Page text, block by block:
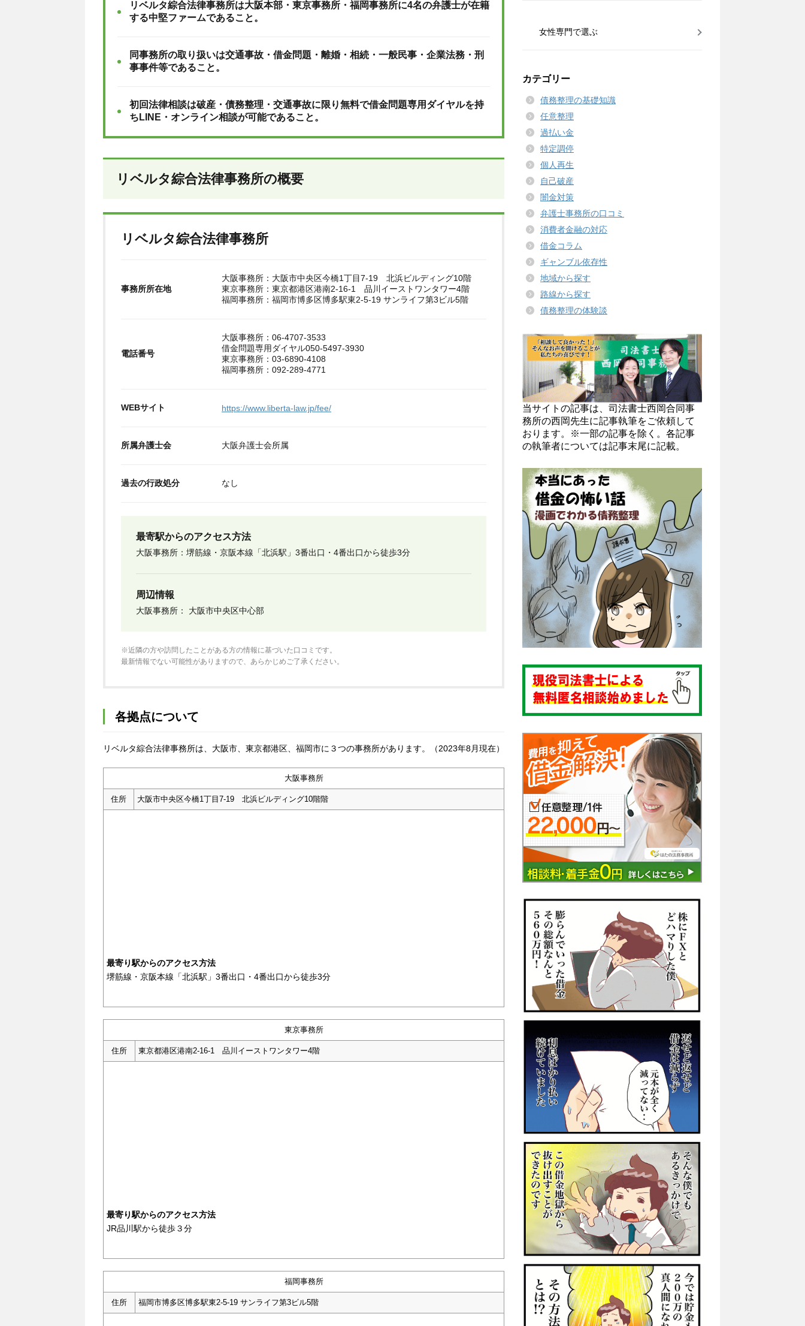
リベルタ綜合法律事務所は大阪本部・東京事務所・福岡事務所に4名の弁護士が在籍
する中堅ファームであること。
同事務所の取り扱いは交通事故・借金問題・離婚・相続・一般民事・企業法務・刑
事事件等であること。
初回法律相談は破産・債務整理・交通事故に限り無料で借金問題専用ダイヤルを持
ちLINE・オンライン相談が可能であること。
リベルタ綜合法律事務所の概要
リベルタ綜合法律事務所
事務所所在地
大阪事務所：大阪市中央区今橋1丁目7-19 北浜ビルディング10階
東京事務所：東京都港区港南2-16-1 品川イーストワンタワー4階
福岡事務所：福岡市博多区博多駅東2-5-19 サンライフ第3ビル5階
電話番号
大阪事務所：06-4707-3533
借金問題専用ダイヤル050-5497-3930
東京事務所：03-6890-4108
福岡事務所：092-289-4771
WEBサイト https://www.liberta-law.jp/fee/
所属弁護士会 大阪弁護士会所属
過去の行政処分 なし
最寄駅からのアクセス方法
大阪事務所：堺筋線・京阪本線「北浜駅」3番出口・4番出口から徒歩3分
周辺情報
大阪事務所： 大阪市中央区中心部
※近隣の方や訪問したことがある方の情報に基づいた口コミです。
最新情報でない可能性がありますので、あらかじめご了承ください。
各拠点について
リベルタ綜合法律事務所は、大阪市、東京都港区、福岡市に３つの事務所があります。（2023年8月現在）
大阪事務所
住所 大阪市中央区今橋1丁目7-19 北浜ビルディング10階階
最寄り駅からのアクセス方法
堺筋線・京阪本線「北浜駅」3番出口・4番出口から徒歩3分
東京事務所
住所 東京都港区港南2-16-1 品川イーストワンタワー4階
最寄り駅からのアクセス方法
JR品川駅から徒歩３分
福岡事務所
住所 福岡市博多区博多駅東2-5-19 サンライフ第3ビル5階
女性専門で選ぶ
カテゴリー
債務整理の基礎知識
任意整理
過払い金
特定調停
個人再生
自己破産
闇金対策
弁護士事務所の口コミ
消費者金融の対応
借金コラム
ギャンブル依存性
地域から探す
路線から探す
債務整理の体験談
当サイトの記事は、司法書士西岡合同事
務所の西岡先生に記事執筆をご依頼して
おります。※一部の記事を除く。各記事
の執筆者については記事末尾に記載。